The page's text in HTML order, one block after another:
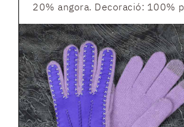
20% angora. Decoració: 100%